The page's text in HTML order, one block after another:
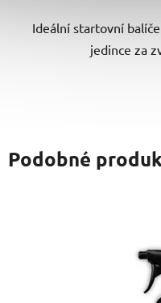
Ideální startovní
jedince za
Podobné